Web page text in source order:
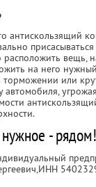
антискользящий
расположить вещь,
на него
торможении или
автомобиля,
- рядом!
ИНН